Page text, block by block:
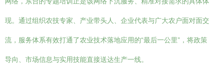
现。通过组织农技专家、产业带头人、企业代表与广大农户面对面交
流，服务体系有效打通了农业技术落地应用的“最后一公里”，将政策
导向、市场信息与实用技能直接送达生产一线。